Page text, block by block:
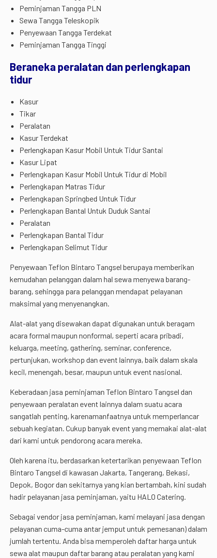
Peminjaman Tangga PLN
Sewa Tangga Teleskopik
Penyewaan Tangga Terdekat
Peminjaman Tangga Tinggi
Beraneka peralatan dan perlengkapan
tidur
Kasur
Tikar
Peralatan
Kasur Terdekat
Perlengkapan Kasur Mobil Untuk Tidur Santai
Kasur Lipat
Perlengkapan Kasur Mobil Untuk Tidur di Mobil
Perlengkapan Matras Tidur
Perlengkapan Springbed Untuk Tidur
Perlengkapan Bantal Untuk Duduk Santai
Peralatan
Perlengkapan Bantal Tidur
Perlengkapan Selimut Tidur
Penyewaan Teflon Bintaro Tangsel berupaya memberikan
kemudahan pelanggan dalam hal sewa menyewa barang-
barang, sehingga para pelanggan mendapat pelayanan
maksimal yang menyenangkan.
Alat-alat yang disewakan dapat digunakan untuk beragam
acara formal maupun nonformal, seperti acara pribadi,
keluarga, meeting, gathering, seminar, conference,
pertunjukan, workshop dan event lainnya, baik dalam skala
kecil, menengah, besar, maupun untuk event nasional.
Keberadaan jasa peminjaman Teflon Bintaro Tangsel dan
penyewaan peralatan event lainnya dalam suatu acara
sangatlah penting, karenamanfaatnya untuk memperlancar
sebuah kegiatan. Cukup banyak event yang memakai alat-alat
dari kami untuk pendorong acara mereka.
Oleh karena itu, berdasarkan ketertarikan penyewaan Teflon
Bintaro Tangsel di kawasan Jakarta, Tangerang, Bekasi,
Depok, Bogor dan sekitarnya yang kian bertambah, kini sudah
hadir pelayanan jasa peminjaman, yaitu HALO Catering.
Sebagai vendor jasa peminjaman, kami melayani jasa dengan
pelayanan cuma-cuma antar jemput untuk pemesanan) dalam
jumlah tertentu. Anda bisa memperoleh daftar harga untuk
sewa alat maupun daftar barang atau peralatan yang kami